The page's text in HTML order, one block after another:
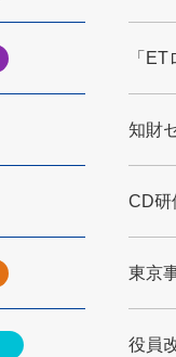
「
知財
CD研
東京
役員